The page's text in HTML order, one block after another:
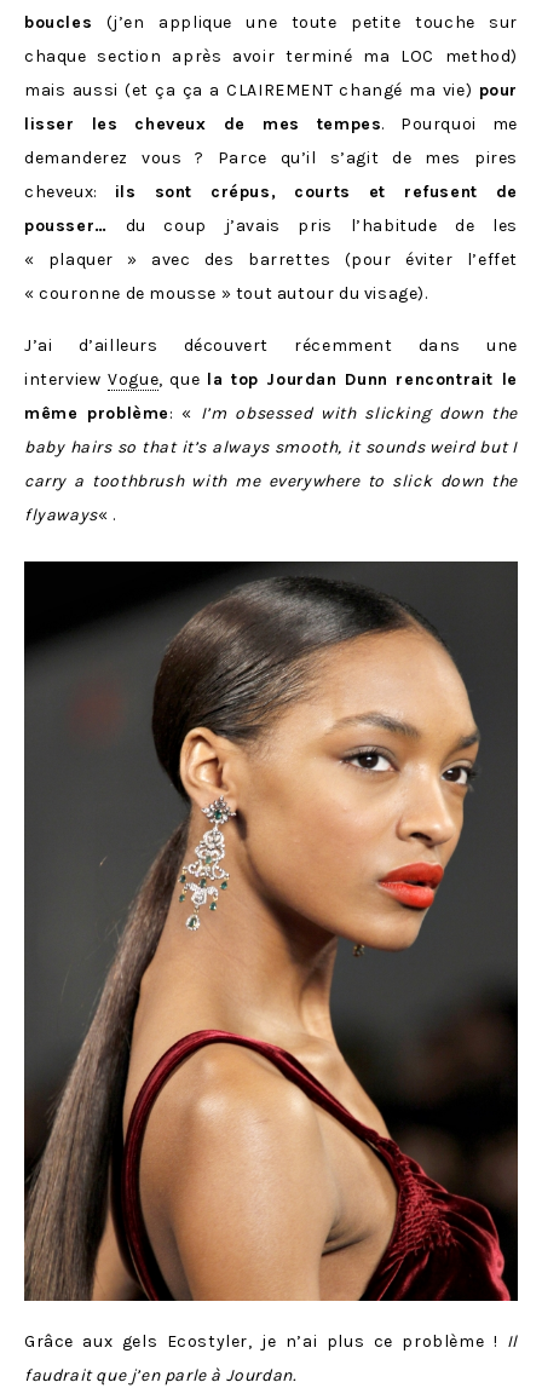
boucles (j’en applique une toute petite touche sur
chaque section après avoir terminé ma LOC method)
mais aussi (et ça ça a CLAIREMENT changé ma vie) pour
lisser les cheveux de mes tempes. Pourquoi me
demanderez vous ? Parce qu’il s’agit de mes pires
cheveux: ils sont crépus, courts et refusent de
pousser…
du coup j’avais pris l’habitude de les
« plaquer » avec des barrettes (pour éviter l’effet
« couronne de mousse » tout autour du visage).
J’ai d’ailleurs découvert récemment dans une
interviewVogue, que la top Jourdan Dunn rencontrait le
même problème: « I’m obsessed with slicking down the
baby hairs so that it’s always smooth, it sounds weird but I
carry a toothbrush with me everywhere to slick down the
flyaways« .
Grâce aux gels Ecostyler, je n’ai plus ce problème ! Il
faudrait que j’en parle à Jourdan.